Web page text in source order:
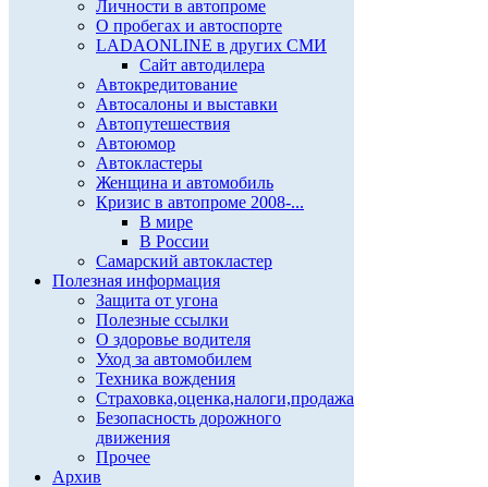
Личности в автопроме
О пробегах и автоспорте
LADAONLINE в других СМИ
Сайт автодилера
Автокредитование
Автосалоны и выставки
Автопутешествия
Автоюмор
Автокластеры
Женщина и автомобиль
Кризис в автопроме 2008-...
В мире
В России
Самарский автокластер
Полезная информация
Защита от угона
Полезные ссылки
О здоровье водителя
Уход за автомобилем
Техника вождения
Страховка,оценка,налоги,продажа
Безопасность дорожного
движения
Прочее
Архив